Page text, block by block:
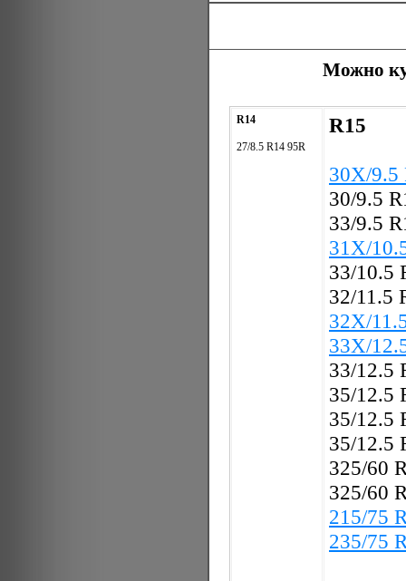
Можно
R14
27/8.5 R14 95R
R15
30X/9.5
30/9.5
33/9.5
31X/
33/10.5
32/11.5
32X/
33X/
33/12.5
35/12.5
35/12.5
35/12.5
325/60
325/60
215/75
235/75